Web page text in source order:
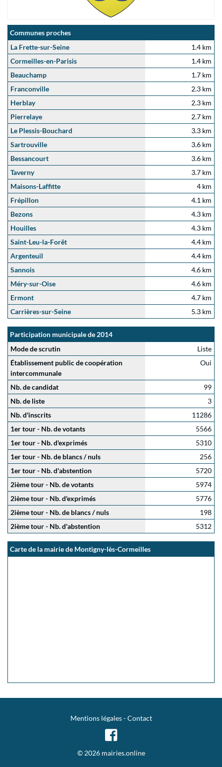
Communes proches
La Frette-sur-Seine
1.4 km
Cormeilles-en-Parisis
1.4 km
Beauchamp
1.7 km
Franconville
2.3 km
Herblay
2.3 km
Pierrelaye
2.7 km
Le Plessis-Bouchard
3.3 km
Sartrouville
3.6 km
Bessancourt
3.6 km
Taverny
3.7 km
Maisons-Laffitte
4 km
Frépillon
4.1 km
Bezons
4.3 km
Houilles
4.3 km
Saint-Leu-la-Forêt
4.4 km
Argenteuil
4.4 km
Sannois
4.6 km
Méry-sur-Oise
4.6 km
Ermont
4.7 km
Carrières-sur-Seine
5.3 km
Participation municipale de 2014
Mode de scrutin
Liste
Établissement public de coopération
intercommunale
Oui
Nb. de candidat
99
Nb. de liste
3
Nb. d'inscrits
11286
1er tour - Nb. de votants
5566
1er tour - Nb. d'exprimés
5310
1er tour - Nb. de blancs / nuls
256
1er tour - Nb. d'abstention
5720
2ième tour - Nb. de votants
5974
2ième tour - Nb. d'exprimés
5776
2ième tour - Nb. de blancs / nuls
198
2ième tour - Nb. d'abstention
5312
Carte de la mairie de Montigny-lès-Cormeilles
Mentions légales-Contact
© 2026 mairies.online